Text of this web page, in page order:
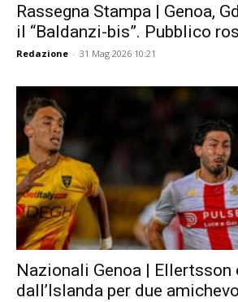
Rassegna Stampa | Genoa,
il “Baldanzi-bis”. Pubblico
Redazione - 31 Mag 2026 10:21
Nazionali Genoa | Ellertsson
dall’Islanda per due